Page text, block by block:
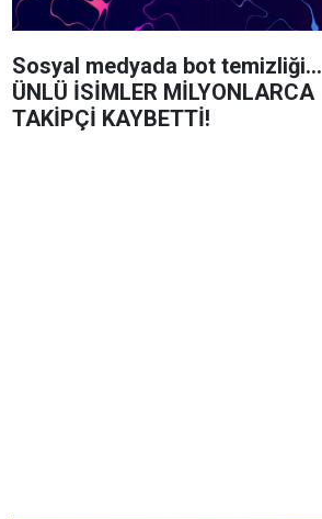
Sosyal medyada bot temizliği...
ÜNLÜ İSİMLER MİLYONLARCA
TAKİPÇİ KAYBETTİ!